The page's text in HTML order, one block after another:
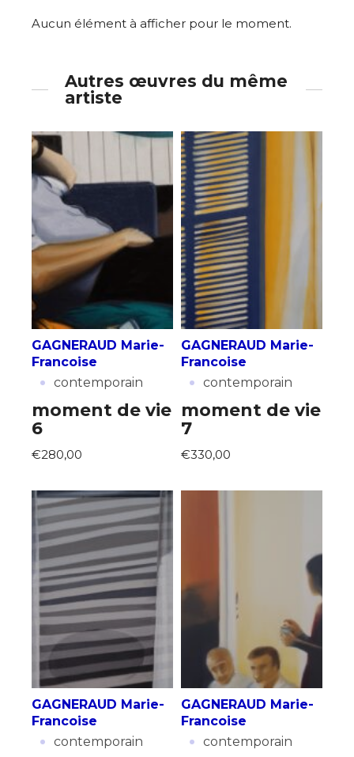
Aucun élément à afficher pour le moment.
Autres œuvres du même
artiste
GAGNERAUD Marie-
Francoise
· contemporain
moment de vie
6
€280,00
GAGNERAUD Marie-
Francoise
· contemporain
moment de vie
7
€330,00
GAGNERAUD Marie-
Francoise
· contemporain
GAGNERAUD Marie-
Francoise
· contemporain